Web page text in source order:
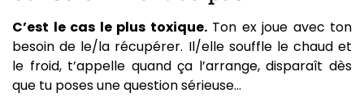
C’est le cas le plus toxique.Ton ex joue avec ton
besoin de le/la récupérer. Il/elle souffle le chaud et
le froid, t’appelle quand ça l’arrange, disparaît dès
que tu poses une question sérieuse…